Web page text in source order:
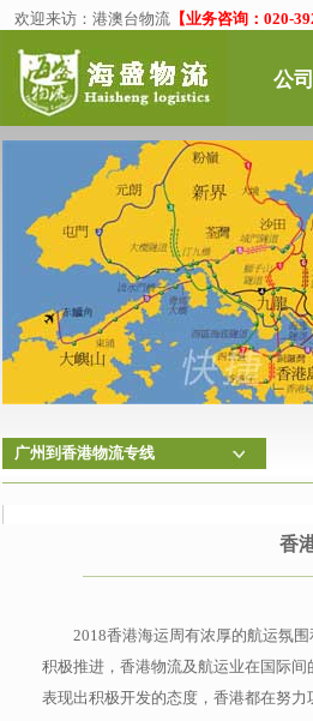
欢迎来访： 港澳台物流 【业务咨询：020-
公
广州到香港物流专线
香
2018香港海运周有浓厚的航运氛
积极推进，香港物流及航运业在国际
表现出积极开发的态度，香港都在努力